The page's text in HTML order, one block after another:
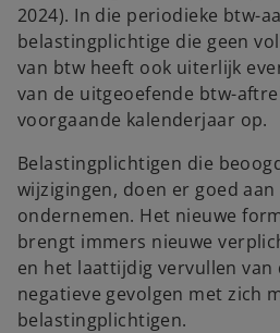
2024). In die periodieke btw-
belastingplichtige die geen
van btw heeft ook uiterlijk
van de uitgeoefende btw-
voorgaande kalenderjaar op.
Belastingplichtigen die
wijzigingen, doen er goed
ondernemen. Het nieuwe
brengt immers nieuwe
en het laattijdig vervullen
negatieve gevolgen met zich
belastingplichtigen.